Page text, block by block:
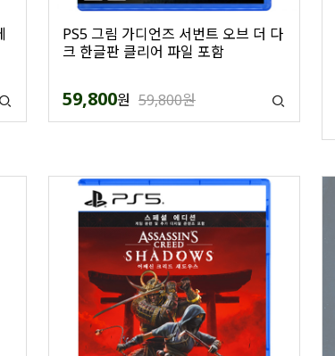
PS5 그림 가디언즈 서번트 오브 더 다
크 한글판 클리어 파일 포함
59,800원 59,800원